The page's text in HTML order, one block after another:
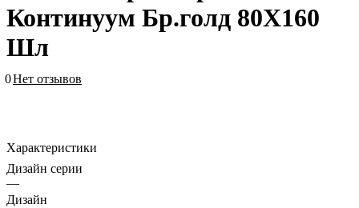
Континуум Бр.голд 80X160
Шл
0Нет отзывов
Характеристики
Дизайн серии
—
Дизайн